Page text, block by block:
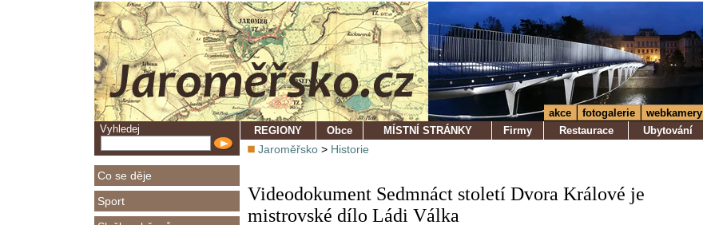
Vyhledej
Co se děje
Sport
akce fotogalerie
webkamery
REGIONY
Obce MÍSTNÍ STRÁNKY Firmy Restaurace Ubytování
Jaroměřsko > Historie
Videodokument Sedmnáct století Dvora Králové je
mistrovské dílo Ládi Válka